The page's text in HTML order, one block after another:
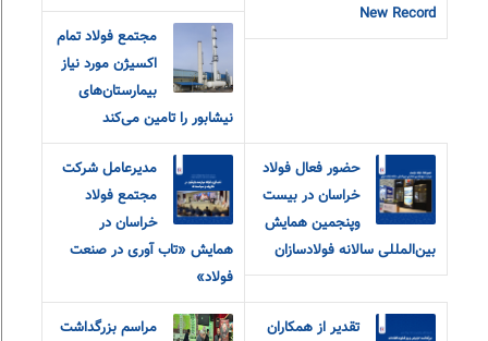
New Record
مجتمع فولاد تمام
اکسیژن مورد نیاز
بیمارستان‌های
نیشابور را تامین می‌کند
حضور فعال فولاد
خراسان در بیست
و‌پنجمین همایش
بین‌المللی سالانه فولادسازان
مدیرعامل شرکت
مجتمع فولاد
خراسان در
همایش «تاب آوری در صنعت
فولاد»
تقدیر از همکاران
مراسم بزرگداشت